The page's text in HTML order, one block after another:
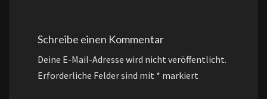
Schreibe einen Kommentar
Deine E-Mail-Adresse wird nicht veröffentlicht.
Erforderliche Felder sind mit * markiert